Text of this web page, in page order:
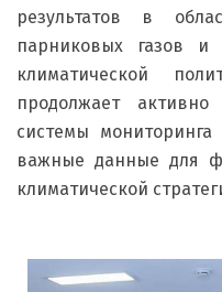
результатов в
парниковых газов и
климатической
продолжает
системы мониторинга
важные данные для
климатической